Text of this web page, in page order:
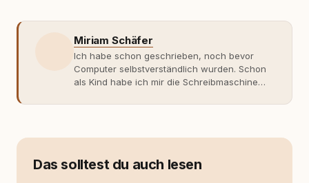
Miriam Schäfer
Ich habe schon geschrieben, noch bevor
Computer selbstverständlich wurden. Schon
als Kind habe ich mir die Schreibmaschine
getippt: Geschichten, Beobachtungen,
weniger guten Erfahrungen. Umso mehr hat
Das solltest du auch lesen